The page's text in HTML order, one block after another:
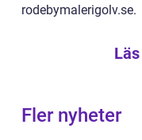
rodebymalerigolv.se.
Fler nyheter